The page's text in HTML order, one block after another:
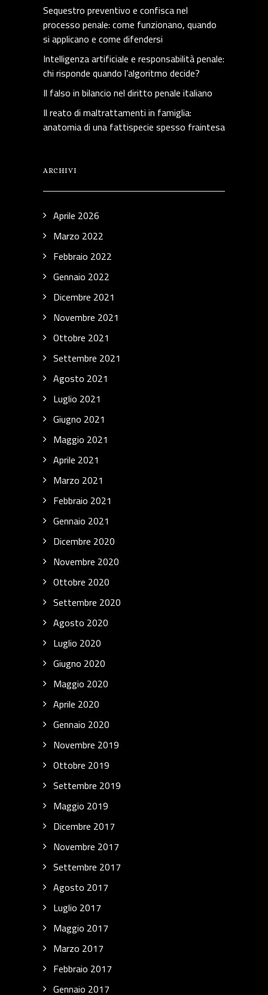
Sequestro preventivo e confisca nel
processo penale: come funzionano, quando
si applicano e come difendersi
Intelligenza artificiale e responsabilità penale:
chi risponde quando l’algoritmo decide?
Il falso in bilancio nel diritto penale italiano
Il reato di maltrattamenti in famiglia:
anatomia di una fattispecie spesso fraintesa
ARCHIVI
Aprile 2026
Marzo 2022
Febbraio 2022
Gennaio 2022
Dicembre 2021
Novembre 2021
Ottobre 2021
Settembre 2021
Agosto 2021
Luglio 2021
Giugno 2021
Maggio 2021
Aprile 2021
Marzo 2021
Febbraio 2021
Gennaio 2021
Dicembre 2020
Novembre 2020
Ottobre 2020
Settembre 2020
Agosto 2020
Luglio 2020
Giugno 2020
Maggio 2020
Aprile 2020
Gennaio 2020
Novembre 2019
Ottobre 2019
Settembre 2019
Maggio 2019
Dicembre 2017
Novembre 2017
Settembre 2017
Agosto 2017
Luglio 2017
Maggio 2017
Marzo 2017
Febbraio 2017
Gennaio 2017